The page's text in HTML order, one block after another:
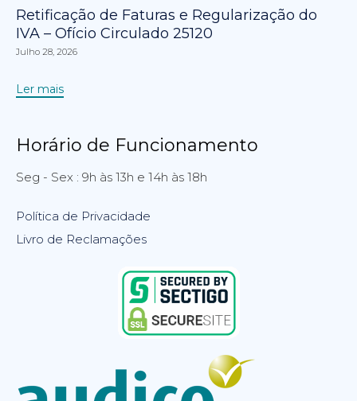
Retificação de Faturas e Regularização do
IVA – Ofício Circulado 25120
Julho 28, 2026
Ler mais
Horário de Funcionamento
Seg - Sex : 9h às 13h e 14h às 18h
Política de Privacidade
Livro de Reclamações